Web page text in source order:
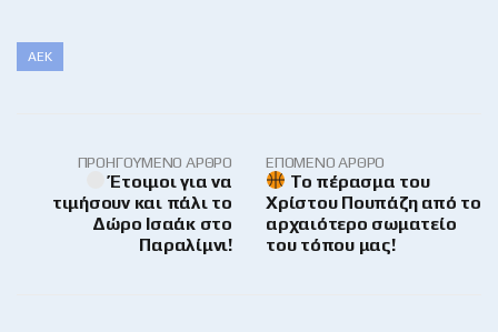
ΑΕΚ
ΠΡΟΗΓΟΎΜΕΝΟ ΆΡΘΡΟ
Έτοιμοι για να
τιμήσουν και πάλι το
Δώρο Ισαάκ στο
Παραλίμνι!
ΕΠΌΜΕΝΟ ΆΡΘΡΟ
Το πέρασμα του
Χρίστου Πουπάζη από το
αρχαιότερο σωματείο
του τόπου μας!